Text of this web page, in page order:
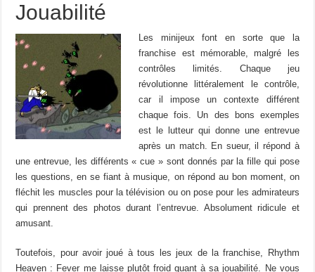
Jouabilité
Les minijeux font en sorte que la
franchise est mémorable, malgré les
contrôles limités. Chaque jeu
révolutionne littéralement le contrôle,
car il impose un contexte différent
chaque fois. Un des bons exemples
est le lutteur qui donne une entrevue
après un match. En sueur, il répond à
une entrevue, les différents « cue » sont donnés par la fille qui pose
les questions, en se fiant à musique, on répond au bon moment, on
fléchit les muscles pour la télévision ou on pose pour les admirateurs
qui prennent des photos durant l’entrevue. Absolument ridicule et
amusant.
Toutefois, pour avoir joué à tous les jeux de la franchise, Rhythm
Heaven : Fever me laisse plutôt froid quant à sa jouabilité. Ne vous